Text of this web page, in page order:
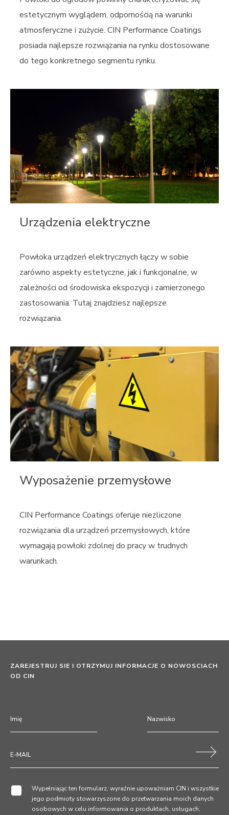
estetycznym wyglądem, odpornością na warunki
atmosferyczne i zużycie. CIN Performance Coatings
posiada najlepsze rozwiązania na rynku dostosowane
do tego konkretnego segmentu rynku.
Urządzenia elektryczne
Powłoka urządzeń elektrycznych łączy w sobie
zarówno aspekty estetyczne, jak i funkcjonalne, w
zależności od środowiska ekspozycji i zamierzonego
zastosowania. Tutaj znajdziesz najlepsze
rozwiązania.
Wyposażenie przemysłowe
CIN Performance Coatings oferuje niezliczone
rozwiązania dla urządzeń przemysłowych, które
wymagają powłoki zdolnej do pracy w trudnych
warunkach.
ZAREJESTRUJ SIE I OTRZYMUJ INFORMACJE O NOWOSCIACH
OD CIN
Wypełniając ten formularz, wyraźnie upoważniam CIN i wszystkie
jego podmioty stowarzyszone do przetwarzania moich danych
osobowych w celu informowania o produktach, usługach,